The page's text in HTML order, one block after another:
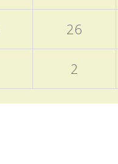
26
2